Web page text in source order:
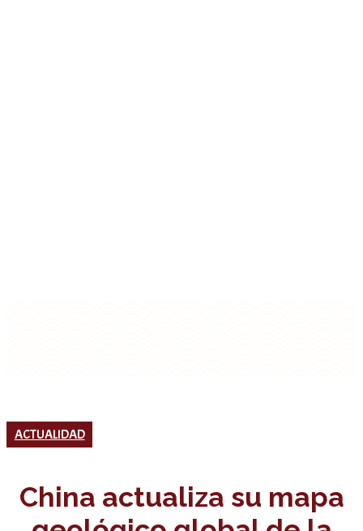
ACTUALIDAD
China actualiza su mapa